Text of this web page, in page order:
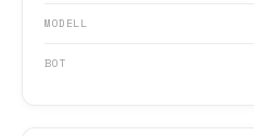
MODELL
BOT